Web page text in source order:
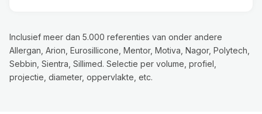
Inclusief meer dan 5.000 referenties van onder andere
Allergan, Arion, Eurosillicone, Mentor, Motiva, Nagor, Polytech,
Sebbin, Sientra, Sillimed. Selectie per volume, profiel,
projectie, diameter, oppervlakte, etc.